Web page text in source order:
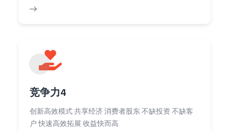
竞争力4
创新高效模式 共享经济 消费者股东 不缺投资 不缺客
户 快速高效拓展 收益快而高